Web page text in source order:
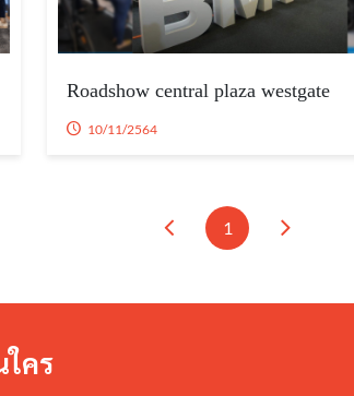
Roadshow central plaza westgate
10/11/2564
1
คร